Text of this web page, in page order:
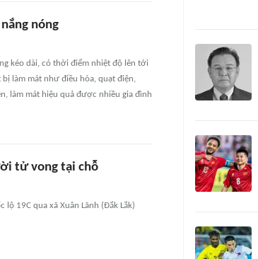
nóng
kéo dài, có thời điểm nhiệt độ lên tới
làm mát như điều hòa, quạt điện,
làm mát hiệu quả được nhiều gia đình
tử vong tại chỗ
19C qua xã Xuân Lãnh (Đắk Lắk)